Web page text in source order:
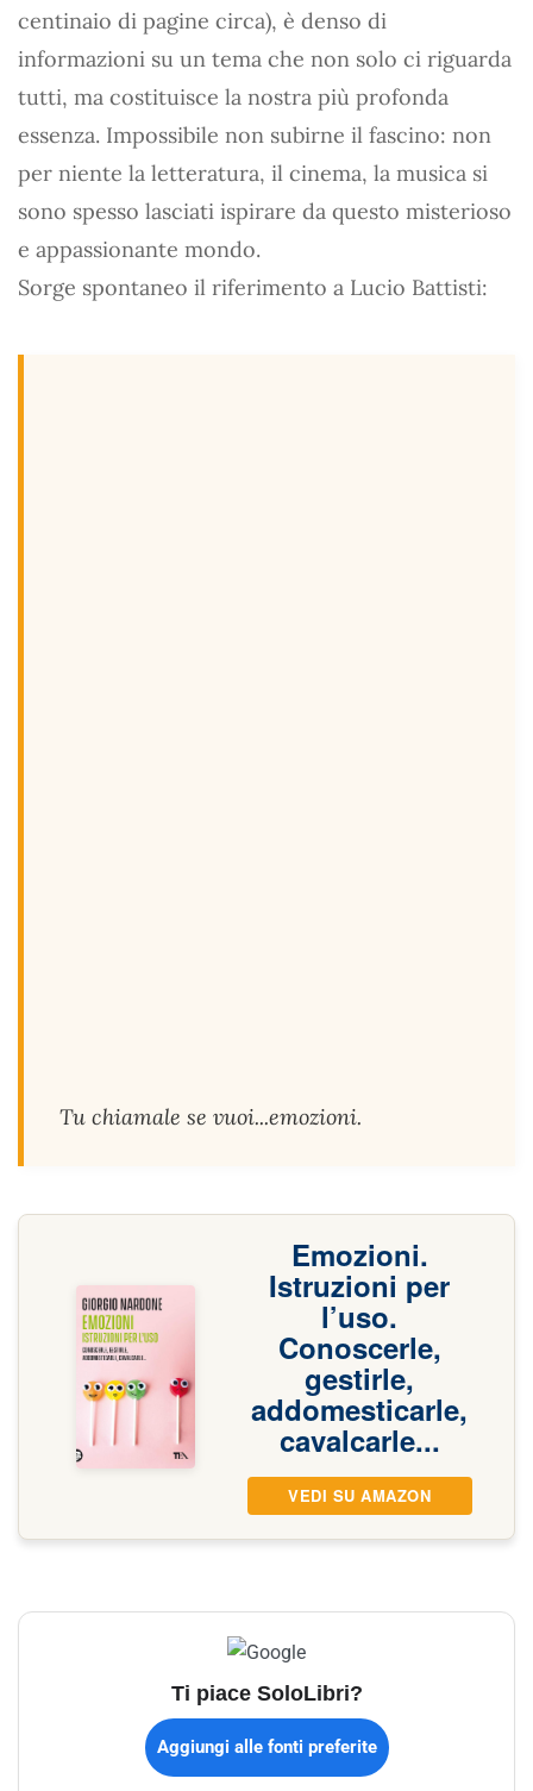
centinaio di pagine circa), è denso di
informazioni su un tema che non solo ci riguarda
tutti, ma costituisce la nostra più profonda
essenza. Impossibile non subirne il fascino: non
per niente la letteratura, il cinema, la musica si
sono spesso lasciati ispirare da questo misterioso
e appassionante mondo.
Sorge spontaneo il riferimento a Lucio Battisti:
Tu chiamale se vuoi...emozioni.
Emozioni.
Istruzioni per
l’uso.
Conoscerle,
gestirle,
addomesticarle,
cavalcarle...
VEDI SU AMAZON
Ti piace SoloLibri?
Aggiungi alle fonti preferite